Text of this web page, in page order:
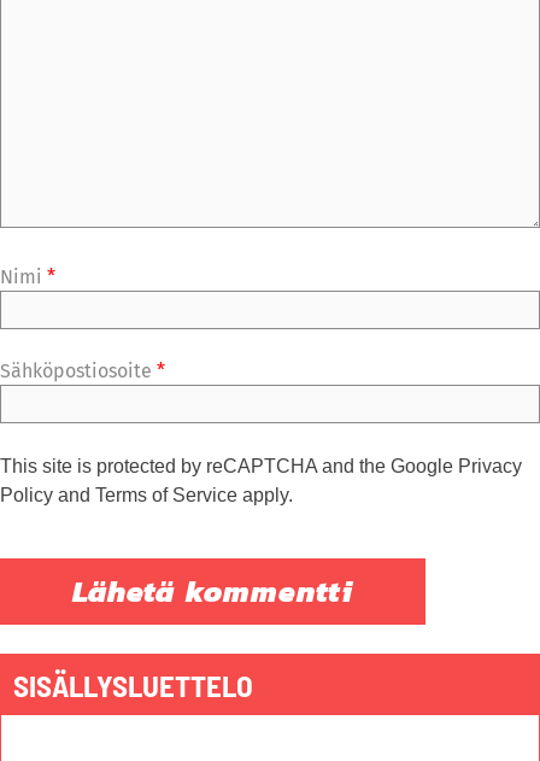
Nimi *
Sähköpostiosoite *
This site is protected by reCAPTCHA and the Google Privacy
Policy and Terms of Service apply.
SISÄLLYSLUETTELO